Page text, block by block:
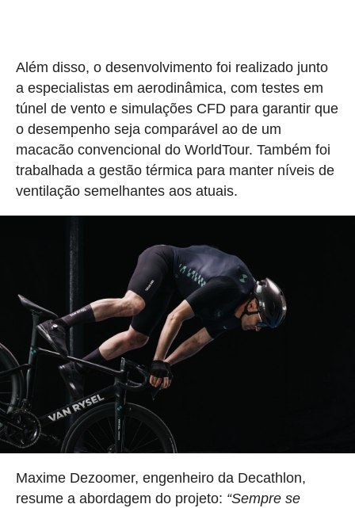
Além disso, o desenvolvimento foi realizado junto
a especialistas em aerodinâmica, com testes em
túnel de vento e simulações CFD para garantir que
o desempenho seja comparável ao de um
macacão convencional do WorldTour. Também foi
trabalhada a gestão térmica para manter níveis de
ventilação semelhantes aos atuais.
Maxime Dezoomer, engenheiro da Decathlon,
resume a abordagem do projeto: “Sempre se